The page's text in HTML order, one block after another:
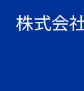
株式会